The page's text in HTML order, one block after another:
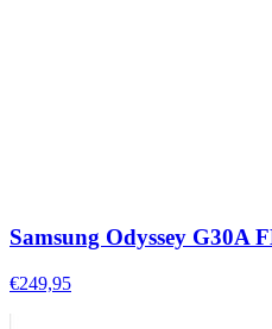
Samsung Odyssey G30A
€249,95